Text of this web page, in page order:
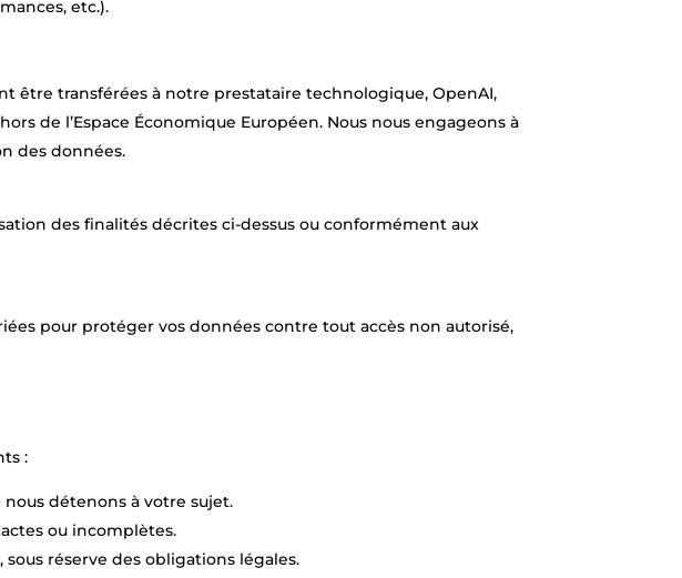
etc.).
être transférées à notre prestataire technologique, OpenAI,
de l’Espace Économique Européen. Nous nous engageons à
des données.
des finalités décrites ci-dessus ou conformément aux
pour protéger vos données contre tout accès non autorisé,
:
nous détenons à votre sujet.
ou incomplètes.
réserve des obligations légales.